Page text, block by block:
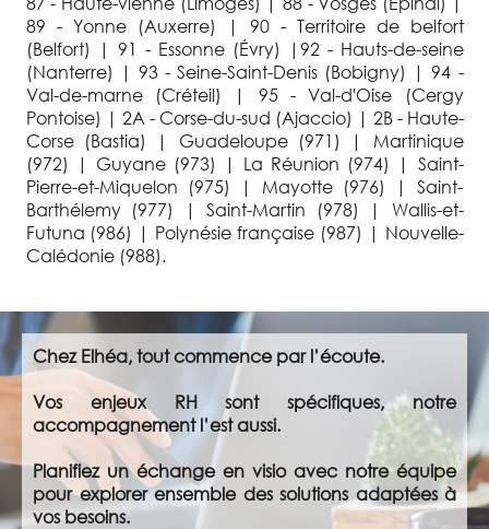
89 - Yonne (Auxerre) | 90 - Territoire de belfort
(Belfort) | 91 - Essonne (Évry) |92 - Hauts-de-seine
(Nanterre) | 93 - Seine-Saint-Denis (Bobigny) | 94 -
Val-de-marne (Créteil) | 95 - Val-d'Oise (Cergy
Pontoise) | 2A - Corse-du-sud (Ajaccio) | 2B - Haute-
Corse (Bastia) | Guadeloupe (971) | Martinique
(972) | Guyane (973) | La Réunion (974) | Saint-
Pierre-et-Miquelon (975) | Mayotte (976) | Saint-
Barthélemy (977) | Saint-Martin (978) | Wallis-et-
Futuna (986) | Polynésie française (987) | Nouvelle-
Calédonie (988).
Chez Elhéa, tout commence par l’écoute.
Vos enjeux RH sont spécifiques, notre
accompagnement l’est aussi.
Planifiez un échange en visio avec notre équipe
pour explorer ensemble des solutions adaptées à
vos besoins.